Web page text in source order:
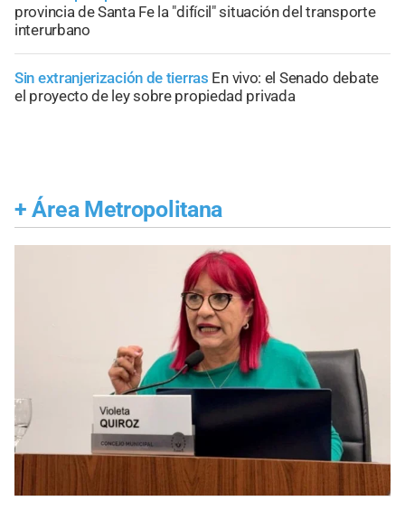
provincia de Santa Fe la "difícil" situación del transporte
interurbano
Sin extranjerización de tierras En vivo: el Senado debate
el proyecto de ley sobre propiedad privada
+ Área Metropolitana